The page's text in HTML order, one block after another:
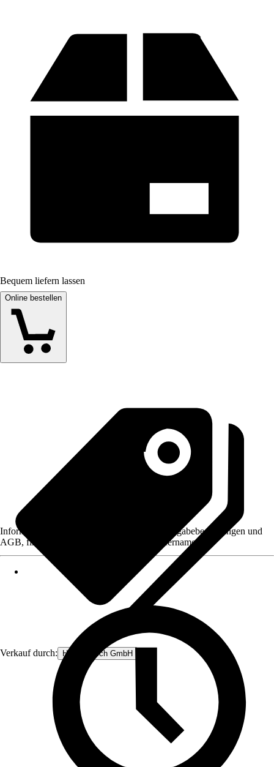
Bequem liefern lassen
Online bestellen
Verkauf durch: Heinz Hirsch GmbH
Informationen des Verkäufers, wie z. B. Rückgabebedingungen und
AGB, finden Sie bei Klick auf den Verkäufernamen.